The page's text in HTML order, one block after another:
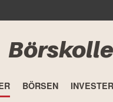
BÖRSEN